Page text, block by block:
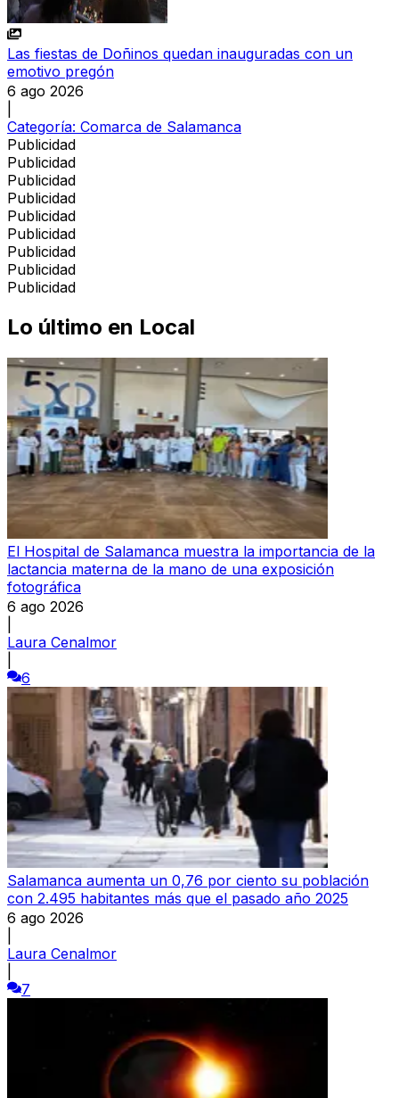
Las fiestas de Doñinos quedan inauguradas con un
emotivo pregón
6 ago 2026
Categoría: Comarca de Salamanca
Publicidad
Publicidad
Publicidad
Publicidad
Publicidad
Publicidad
Publicidad
Publicidad
Publicidad
Lo último en Local
El Hospital de Salamanca muestra la importancia de la
lactancia materna de la mano de una exposición
fotográfica
6 ago 2026
Laura Cenalmor
6
Salamanca aumenta un 0,76 por ciento su población
con 2.495 habitantes más que el pasado año 2025
6 ago 2026
Laura Cenalmor
7